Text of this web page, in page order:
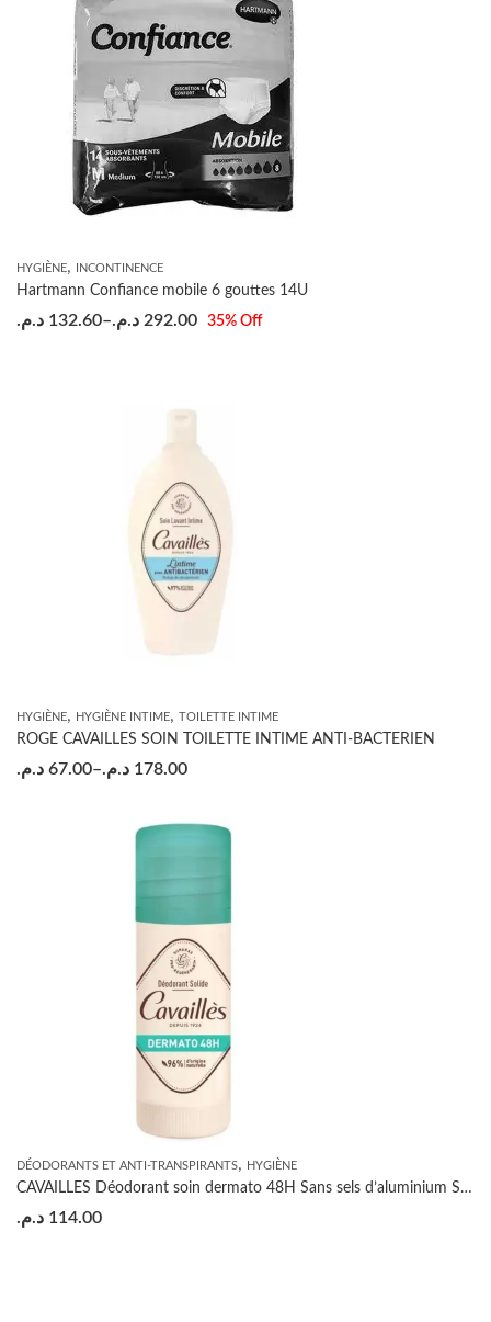
HYGIÈNE, INCONTINENCE
Hartmann Confiance mobile 6 gouttes 14U
132.60 د.م. – 292.00 د.م. 35% Off
HYGIÈNE, HYGIÈNE INTIME, TOILETTE INTIME
ROGE CAVAILLES SOIN TOILETTE INTIME ANTI-BACTERIEN
67.00 د.م. – 178.00 د.م.
DÉODORANTS ET ANTI-TRANSPIRANTS, HYGIÈNE
CAVAILLES Déodorant soin dermato 48H Sans sels d’aluminium STICK 40ML
114.00 د.م.